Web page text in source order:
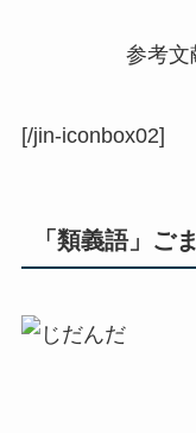
参考文
[/jin-iconbox02]
「類義語」ご